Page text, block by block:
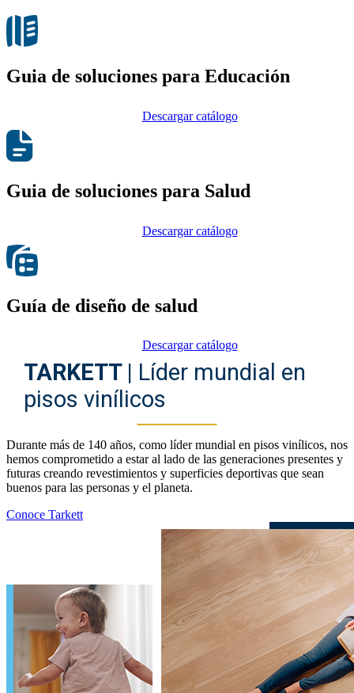
Guia de soluciones para Educación
Descargar catálogo
Guia de soluciones para Salud
Descargar catálogo
Guía de diseño de salud
Descargar catálogo
TARKETT | Líder mundial en
pisos vinílicos
Durante más de 140 años, como líder mundial en pisos vinílicos, nos
hemos comprometido a estar al lado de las generaciones presentes y
futuras creando revestimientos y superficies deportivas que sean
buenos para las personas y el planeta.
Conoce Tarkett